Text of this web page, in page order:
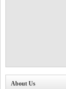
About Us